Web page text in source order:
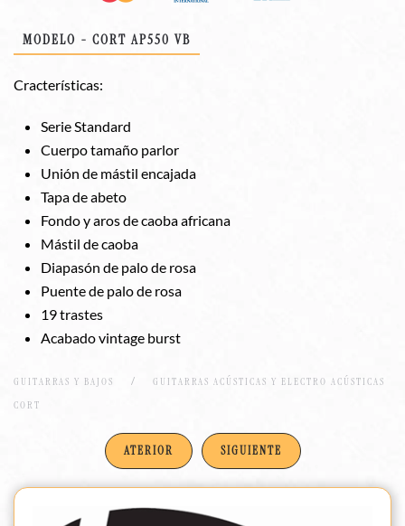
MODELO - CORT AP550 VB
Cracterísticas:
Serie Standard
Cuerpo tamaño parlor
Unión de mástil encajada
Tapa de abeto
Fondo y aros de caoba africana
Mástil de caoba
Diapasón de palo de rosa
Puente de palo de rosa
19 trastes
Acabado vintage burst
GUITARRAS Y BAJOS
GUITARRAS ACÚSTICAS Y ELECTRO ACÚSTICAS
CORT
ATERIOR SIGUIENTE